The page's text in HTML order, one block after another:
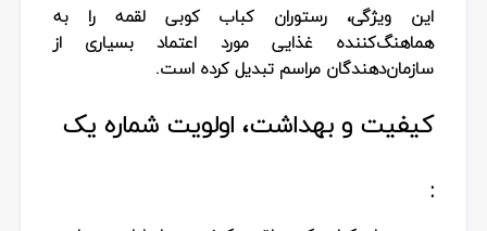
این ویژگی، رستوران کباب کوبی لقمه را به
هماهنگ‌کننده غذایی مورد اعتماد بسیاری از
سازمان‌دهندگان مراسم تبدیل کرده است.
کیفیت و بهداشت، اولویت شماره یک
: